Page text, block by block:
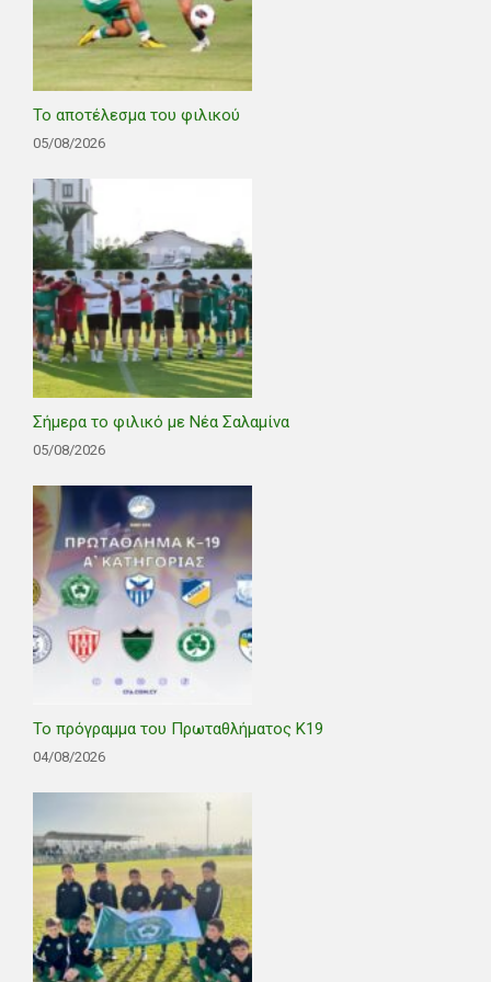
Το αποτέλεσμα του φιλικού
05/08/2026
Σήμερα το φιλικό με Νέα Σαλαμίνα
05/08/2026
Το πρόγραμμα του Πρωταθλήματος Κ19
04/08/2026